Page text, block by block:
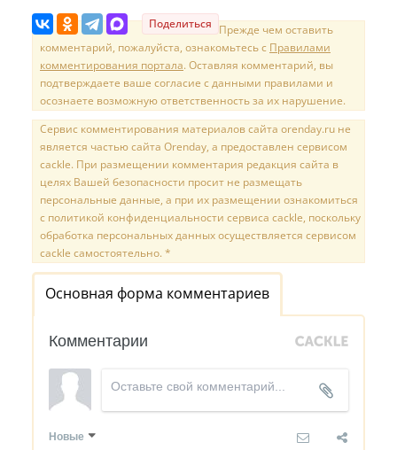
Поделиться Прежде чем оставить
комментарий, пожалуйста, ознакомьтесь с Правилами
комментирования портала. Оставляя комментарий, вы
подтверждаете ваше согласие с данными правилами и
осознаете возможную ответственность за их нарушение.
Сервис комментирования материалов сайта orenday.ru не
является частью сайта Orenday, а предоставлен сервисом
cackle. При размещении комментария редакция сайта в
целях Вашей безопасности просит не размещать
персональные данные, а при их размещении ознакомиться
с политикой конфиденциальности сервиса cackle, поскольку
обработка персональных данных осуществляется сервисом
cackle самостоятельно. *
Основная форма комментариев
Комментарии
Новые